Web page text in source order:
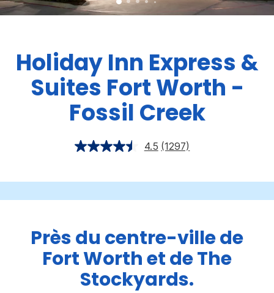
Holiday Inn Express &
Suites Fort Worth -
Fossil Creek
4.5 (1297)
Près du centre-ville de
Fort Worth et de The
Stockyards.